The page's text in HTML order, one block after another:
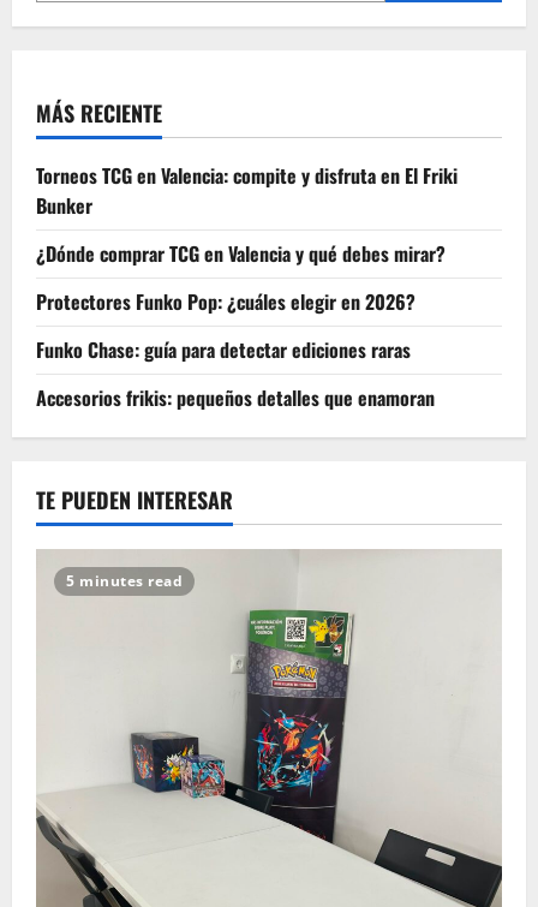
MÁS RECIENTE
Torneos TCG en Valencia: compite y disfruta en El Friki
Bunker
¿Dónde comprar TCG en Valencia y qué debes mirar?
Protectores Funko Pop: ¿cuáles elegir en 2026?
Funko Chase: guía para detectar ediciones raras
Accesorios frikis: pequeños detalles que enamoran
TE PUEDEN INTERESAR
5 minutes read